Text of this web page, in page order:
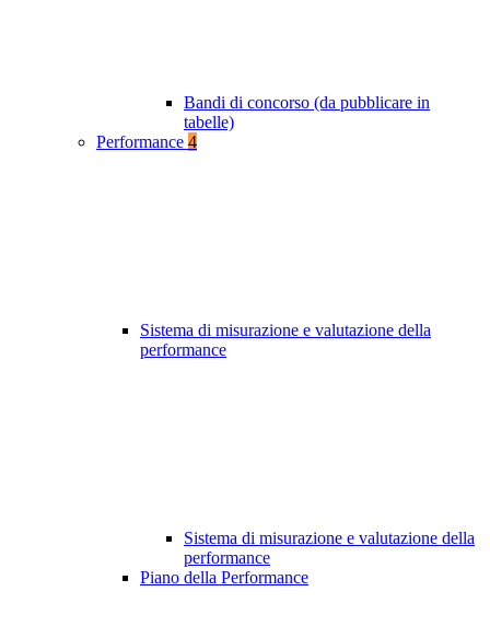
Bandi di concorso (da pubblicare in
tabelle)
Performance 4
Sistema di misurazione e valutazione della
performance
Sistema di misurazione e valutazione della
performance
Piano della Performance